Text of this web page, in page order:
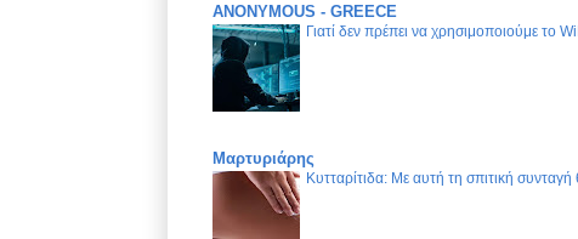
ANONYMOUS - GREECE
Γιατί δεν πρέπει να χρησιμοποιούμε το
Μαρτυριάρης
Κυτταρίτιδα: Με αυτή τη σπιτική συνταγή